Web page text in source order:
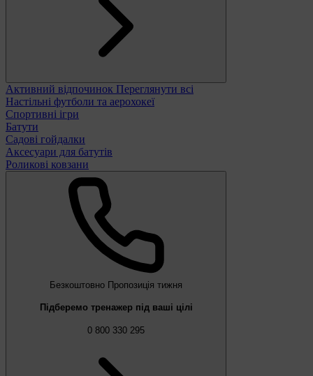
Активний відпочинок Переглянути всі
Настільні футболи та аерохокеї
Спортивні ігри
Батути
Садові гойдалки
Аксесуари для батутів
Роликові ковзани
Безкоштовно Пропозиція тижня
Підберемо тренажер під ваші цілі
0 800 330 295